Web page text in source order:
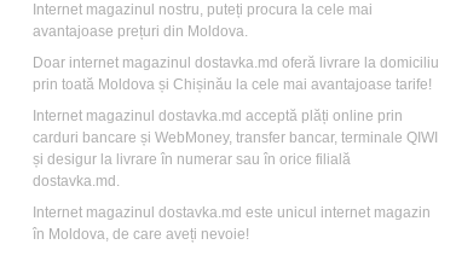
Internet magazinul nostru, puteți procura la cele mai
avantajoase prețuri din Moldova.
Doar internet magazinul dostavka.md oferă livrare la domiciliu
prin toată Moldova și Chișinău la cele mai avantajoase tarife!
Internet magazinul dostavka.md acceptă plăți online prin
carduri bancare și WebMoney, transfer bancar, terminale QIWI
și desigur la livrare în numerar sau în orice filială
dostavka.md.
Internet magazinul dostavka.md este unicul internet magazin
în Moldova, de care aveți nevoie!